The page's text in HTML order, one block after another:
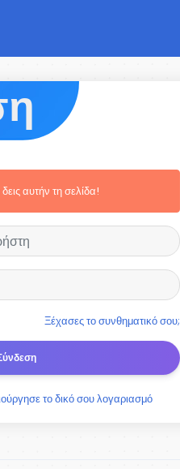
αυτήν τη σελίδα!
Ξέχασες το συνθηματικό σου;
το δικό σου λογαριασμό